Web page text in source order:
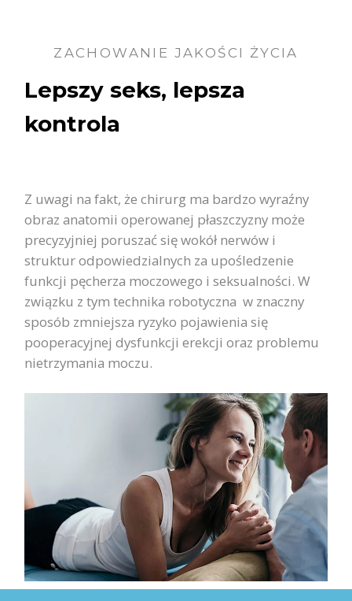
ZACHOWANIE JAKOŚCI ŻYCIA
Lepszy seks, lepsza
kontrola
Z uwagi na fakt, że chirurg ma bardzo wyraźny
obraz anatomii operowanej płaszczyzny może
precyzyjniej poruszać się wokół nerwów i
struktur odpowiedzialnych za upośledzenie
funkcji pęcherza moczowego i seksualności. W
związku z tym technika robotyczna w znaczny
sposób zmniejsza ryzyko pojawienia się
pooperacyjnej dysfunkcji erekcji oraz problemu
nietrzymania moczu.